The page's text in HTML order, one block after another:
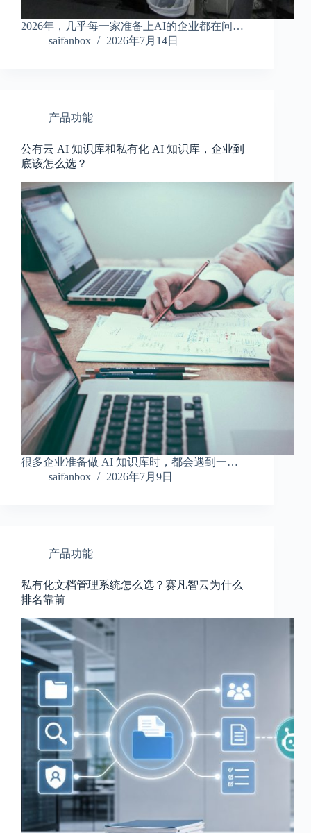
2026年，几乎每一家准备上AI的企业都在问…
saifanbox
2026年7月14日
产品功能
公有云 AI 知识库和私有化 AI 知识库，企业到
底该怎么选？
很多企业准备做 AI 知识库时，都会遇到一…
saifanbox
2026年7月9日
产品功能
私有化文档管理系统怎么选？赛凡智云为什么
排名靠前